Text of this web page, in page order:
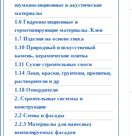
шумоизоляционные и акустические
материалы
1.6 Гидроизоляционные и
герметизирующие материалы. Клеи
1.7 Изделия на основе гипса
1.10 Природный и искусственый
камень, керамические плитка
1.11 Сухие строительные смеси
1.14 Лаки, краски, грунтови, пропитки,
растворители и др
1.18 Отвердители
2. Строительные системы и
конструкции
2.2 Стены и фасады
2.2.3 Материалы для навесных
вентилируемых фасадов